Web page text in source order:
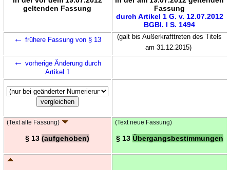
geltenden Fassung
Fassung
durch Artikel 1 G. v. 12.07.2012
BGBl. I S. 1494
← frühere Fassung von § 13
(galt bis Außerkrafttreten des Titels
am 31.12.2015)
← vorherige Änderung durch
Artikel 1
(Text alte Fassung)
§ 13 (aufgehoben)
(Text neue Fassung)
§ 13 Übergangsbestimmungen